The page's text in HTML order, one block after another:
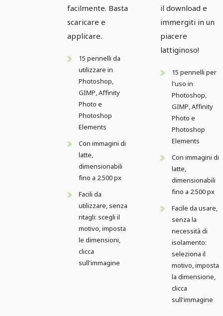
facilmente. Basta
scaricare e
applicare.
15 pennelli da
utilizzare in
Photoshop,
GIMP, Affinity
Photo e
Photoshop
Elements
Con immagini di
latte,
dimensionabili
fino a 2.500 px
Facili da
utilizzare, senza
ritagli: scegli il
motivo, imposta
le dimensioni,
clicca
sull'immagine
il download e
immergiti in un
piacere
lattiginoso!
15 pennelli per
l'uso in
Photoshop,
GIMP, Affinity
Photo e
Photoshop
Elements
Con immagini di
latte,
dimensionabili
fino a 2.500 px
Facile da usare,
senza la
necessità di
isolamento:
seleziona il
motivo, imposta
la dimensione,
clicca
sull'immagine